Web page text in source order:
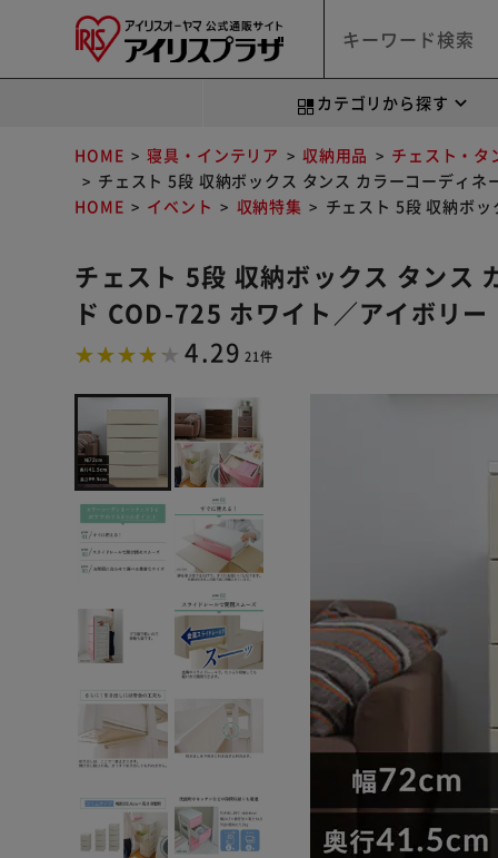
カテゴリから探す
HOME 寝具・インテリア 収納用品
チェスト・タ
チェスト 5段 収納ボックス タンス カラーコーディ
HOME
イベント 収納特集 チェスト 5段 収納ボ
チェスト 5段 収納ボックス タンス
ド COD-725 ホワイト／アイボリー
4.29 21件